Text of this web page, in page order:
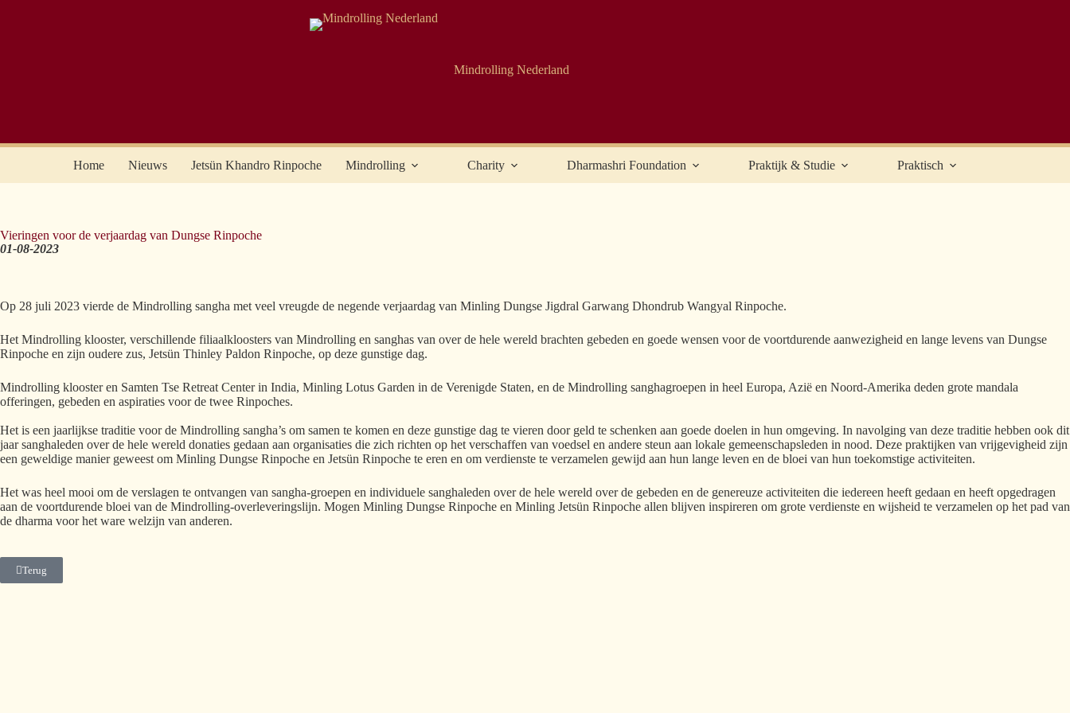
Mindrolling Nederland
Home Nieuws Jetsün Khandro Rinpoche Mindrolling Charity Dharmashri Foundation Praktijk & Studie Praktisch
Vieringen voor de verjaardag van Dungse Rinpoche
01-08-2023
Op 28 juli 2023 vierde de Mindrolling sangha met veel vreugde de negende verjaardag van Minling Dungse Jigdral Garwang Dhondrub Wangyal Rinpoche.
Het Mindrolling klooster, verschillende filiaalkloosters van Mindrolling en sanghas van over de hele wereld brachten gebeden en goede wensen voor de voortdurende aanwezigheid en lange levens van Dungse
Rinpoche en zijn oudere zus, Jetsün Thinley Paldon Rinpoche, op deze gunstige dag.
Mindrolling klooster en Samten Tse Retreat Center in India, Minling Lotus Garden in de Verenigde Staten, en de Mindrolling sanghagroepen in heel Europa, Azië en Noord-Amerika deden grote mandala
offeringen, gebeden en aspiraties voor de twee Rinpoches.
Het is een jaarlijkse traditie voor de Mindrolling sangha’s om samen te komen en deze gunstige dag te vieren door geld te schenken aan goede doelen in hun omgeving. In navolging van deze traditie hebben ook dit
jaar sanghaleden over de hele wereld donaties gedaan aan organisaties die zich richten op het verschaffen van voedsel en andere steun aan lokale gemeenschapsleden in nood. Deze praktijken van vrijgevigheid zijn
een geweldige manier geweest om Minling Dungse Rinpoche en Jetsün Rinpoche te eren en om verdienste te verzamelen gewijd aan hun lange leven en de bloei van hun toekomstige activiteiten.
Het was heel mooi om de verslagen te ontvangen van sangha-groepen en individuele sanghaleden over de hele wereld over de gebeden en de genereuze activiteiten die iedereen heeft gedaan en heeft opgedragen
aan de voortdurende bloei van de Mindrolling-overleveringslijn. Mogen Minling Dungse Rinpoche en Minling Jetsün Rinpoche allen blijven inspireren om grote verdienste en wijsheid te verzamelen op het pad van
de dharma voor het ware welzijn van anderen.
Terug